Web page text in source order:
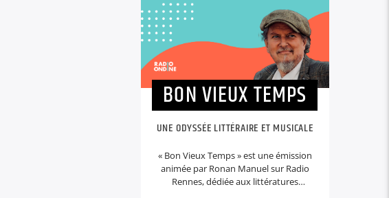
BON VIEUX TEMPS
UNE ODYSSÉE LITTÉRAIRE ET MUSICALE
« Bon Vieux Temps » est une émission
animée par Ronan Manuel sur Radio
Rennes, dédiée aux littératures